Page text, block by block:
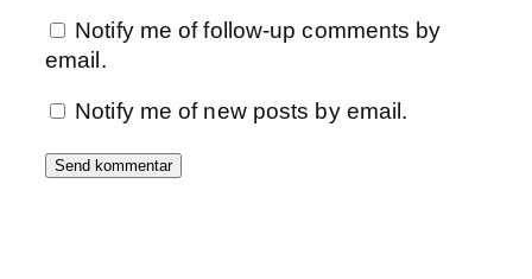
Notify me of follow-up comments by
email.
Notify me of new posts by email.